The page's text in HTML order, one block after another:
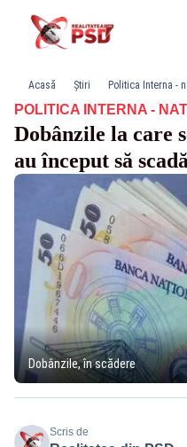
Acasă Știri Politica Interna -
POLITICA INTERNA -
Dobânzile la care
au început să
Dobânzile, în scădere
Scris de